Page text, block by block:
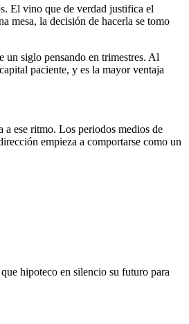
El vino que de verdad justifica el
mesa, la decisión de hacerla se tomo
un siglo pensando en trimestres. Al
paciente, y es la mayor ventaja
a ese ritmo. Los periodos medios de
empieza a comportarse como un
hipoteco en silencio su futuro para